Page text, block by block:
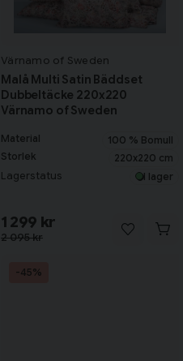
Värnamo of Sweden
Malå Multi Satin Bäddset
Dubbeltäcke 220x220
Värnamo of Sweden
Material
100 % Bomull
Storlek
220x220 cm
Lagerstatus I lager
2 095 kr
1 299 kr
-45%